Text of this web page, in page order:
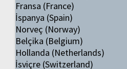
Fransa (France)
İspanya (Spain)
Norveç (Norway)
Belçika (Belgium)
Hollanda (Netherlands)
İsviçre (Switzerland)